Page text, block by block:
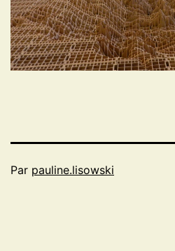
Par pauline.lisowski